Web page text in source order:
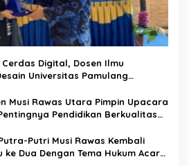
Digital, Dosen Ilmu
Universitas Pamulang
Jawilan
Musi Rawas Utara Pimpin Upacara
Pendidikan Berkualitas
Putri Musi Rawas Kembali
ke Dua Dengan Tema Hukum Acara